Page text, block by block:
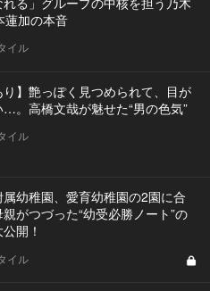
蓮加の本音
イル
り】艶っぽく見つめられて、目が
。高橋文哉が魅せた“男の色気”
イル
幼稚園、愛育幼稚園の2園に合
がつづった“幼受必勝ノート”の
開！
イル